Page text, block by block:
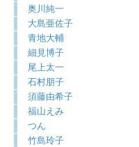
奥川純一
大島亜佐子
青地大輔
細見博子
尾上太一
石村朋子
須藤由希子
福山えみ
つん
竹島玲子